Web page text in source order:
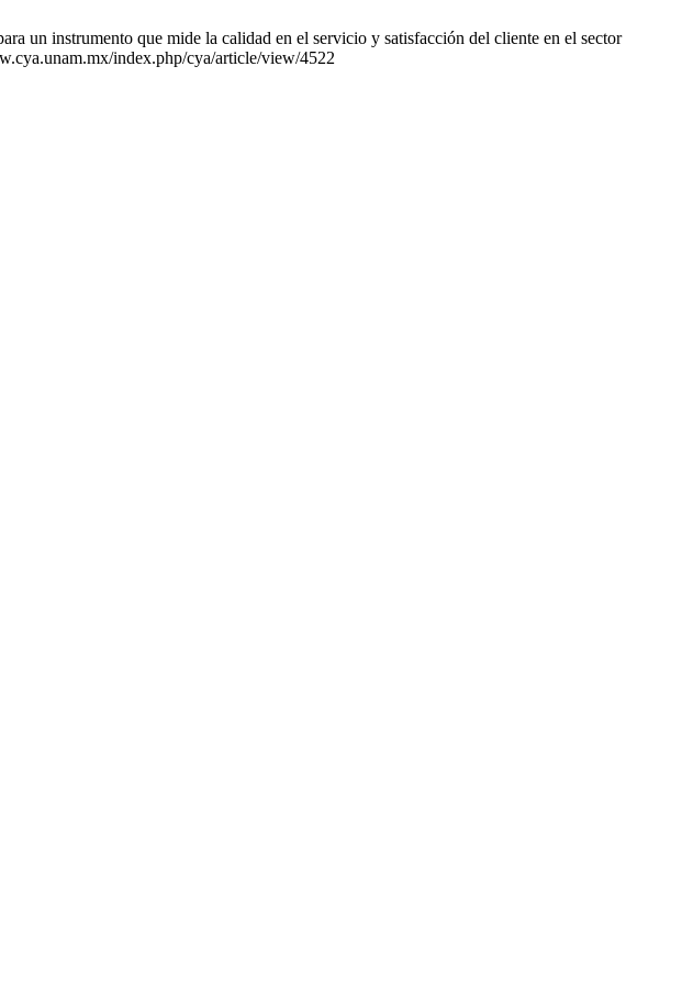
un instrumento que mide la calidad en el servicio y satisfacción del cliente en el sector
index.php/cya/article/view/4522